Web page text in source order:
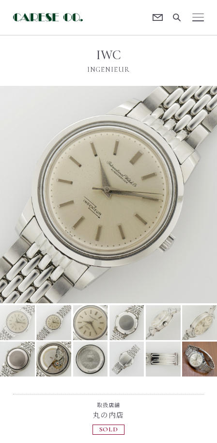
IWC
INGENIEUR
取扱店舗
丸の内店
SOLD